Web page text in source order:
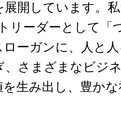
展開しています。
リーダーとして「
ーガンに、人と
、さまざまなビジ
生み出し、豊か